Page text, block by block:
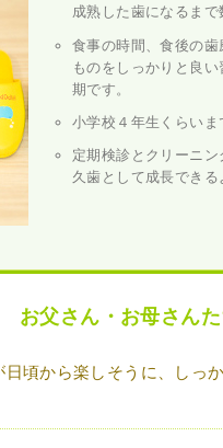
成熟した歯になるま
食事の時間、食後の
ものをしっかりと良
期です。
小学校４年生くらい
定期検診とクリーニ
久歯として成長でき
お父さん・お母さん
日頃から楽しそうに、しっ